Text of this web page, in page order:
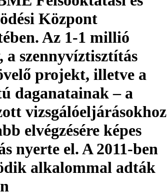
Központ
Az 1-1 millió
szennyvíztisztítás
projekt, illetve a
daganatainak – a
vizsgálóeljárásokhoz
elvégzésére képes
nyerte el. A 2011-ben
alkalommal adták